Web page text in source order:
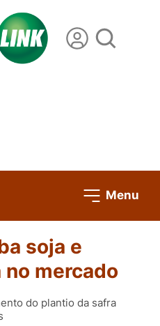
Menu
soja e
mercado
do plantio da safra